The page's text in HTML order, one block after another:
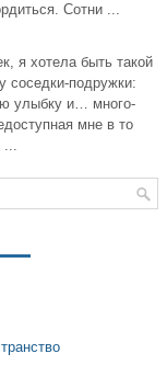
Сотни ...
я хотела быть такой
соседки-подружки:
улыбку и… много-
мне в то
...